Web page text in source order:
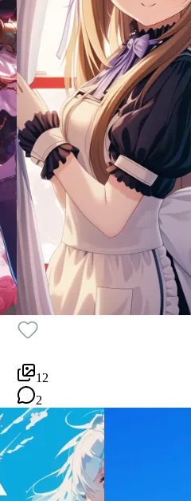
12
2